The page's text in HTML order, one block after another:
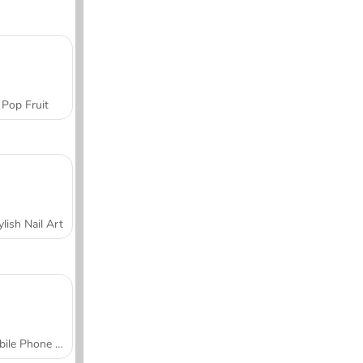
Pop Fruit
Nail Art
Mobile Phone Case Design & DIY